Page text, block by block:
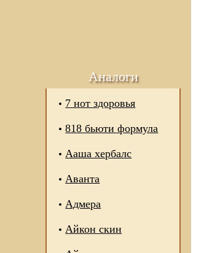
Аналоги
7 нот здоровья
818 бьюти формула
Ааша хербалс
Аванта
Адмера
Айкон скин